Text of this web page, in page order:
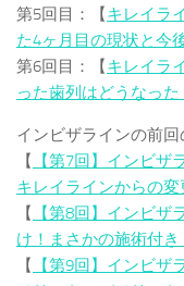
第5回目：【キレイラ
た4ヶ月目の現状と今
第6回目：【キレイラ
った歯列はどうなった
インビザラインの前
【
【第7回】インビザ
キレイラインからの変
【
【第8回】インビ
け！まさかの施術付き
【
【第9回】インビ